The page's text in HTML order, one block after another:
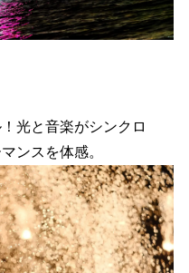
光と音楽がシンクロ
ンスを体感。